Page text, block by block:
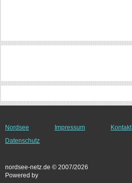
Nordsee Impressum Kontakt
Datenschutz
nordsee-netz.de © 2007/2026
Powered by